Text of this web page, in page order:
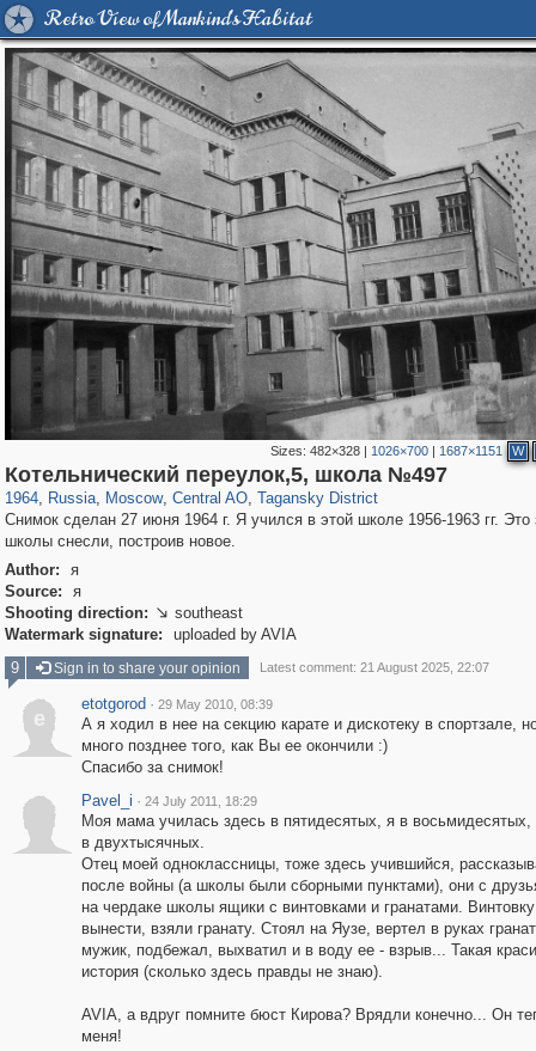
Retro View of Mankind's Habitat
Sizes:482×328 | 1026×700 | 1687×1151 W
Котельнический переулок,5, школа №497
1964, Russia
1,407,375 29,248
, Moscow
319,882 8,286
, Central AO
160,021 5,916
, Tagansky District
10,740 402
Снимок сделан 27 июня 1964 г. Я учился в этой школе 1956-1963 гг. Это
школы снесли, построив новое.
Author:
я
Source:
я
Shooting direction:  southeast
Watermark signature:
uploaded by AVIA
9
Sign in to share your opinion Latest comment: 21 August 2025, 22:07
e
etotgorod · 29 May 2010, 08:39
А я ходил в нее на секцию карате и дискотеку в спортзале,
много позднее того, как Вы ее окончили :)
Спасибо за снимок!
Pavel_i · 24 July 2011, 18:29
Моя мама училась здесь в пятидесятых, я в
в двухтысячных.
Отец моей одноклассницы, тоже здесь учившийся,
после войны (а школы были сборными пунктами), они с
на чердаке школы ящики с винтовками и гранатами.
вынести, взяли гранату. Стоял на Яузе, вертел в руках
мужик, подбежал, выхватил и в воду ее - взрыв... Такая
история (сколько здесь правды не знаю).
AVIA, а вдруг помните бюст Кирова? Врядли конечно... Он
меня!